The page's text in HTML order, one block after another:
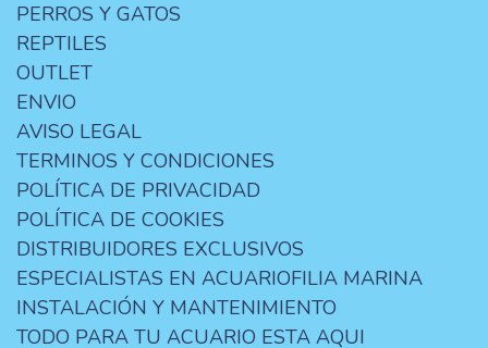
PERROS Y GATOS
REPTILES
OUTLET
ENVIO
AVISO LEGAL
TERMINOS Y CONDICIONES
POLÍTICA DE PRIVACIDAD
POLÍTICA DE COOKIES
DISTRIBUIDORES EXCLUSIVOS
ESPECIALISTAS EN ACUARIOFILIA MARINA
INSTALACIÓN Y MANTENIMIENTO
TODO PARA TU ACUARIO ESTA AQUI